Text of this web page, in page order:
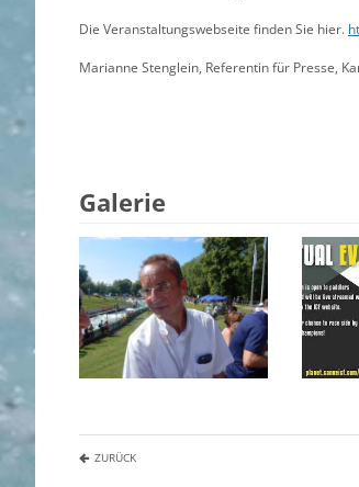
Die Veranstaltungswebseite finden Sie hier.
Marianne Stenglein, Referentin für Presse,
Galerie
ZURÜCK